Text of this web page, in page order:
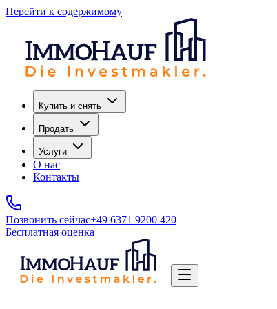
Перейти к содержимому
Купить и снять
Продать
Услуги
О нас
Контакты
Позвонить сейчас+49 6371 9200 420
Бесплатная оценка